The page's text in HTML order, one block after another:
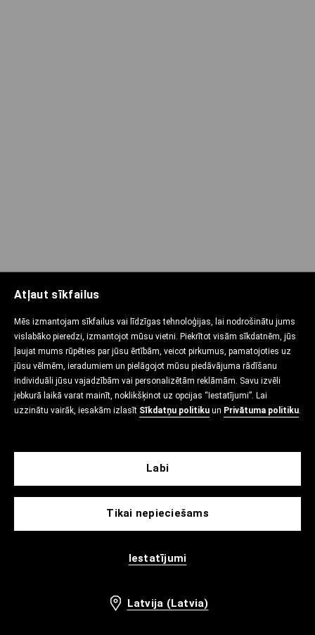
Atļaut sīkfailus
Mēs izmantojam sīkfailus vai līdzīgas tehnoloģijas, lai nodrošinātu jums
vislabāko pieredzi, izmantojot mūsu vietni. Piekrītot visām sīkdatnēm, jūs
ļaujat mums rūpēties par jūsu ērtībām, veicot pirkumus, pamatojoties uz
jūsu vēlmēm, ieradumiem un pielāgojot mūsu piedāvājuma rādīšanu
individuāli jūsu vajadzībām vai personalizētām reklāmām. Savu izvēli
jebkurā laikā varat mainīt, noklikšķinot uz opcijas “Iestatījumi”. Lai
uzzinātu vairāk, iesakām izlasīt Sīkdatņu politiku un Privātuma politiku.
Tikai nepieciešams
Iestatījumi
Labi
Latvija (Latvia)